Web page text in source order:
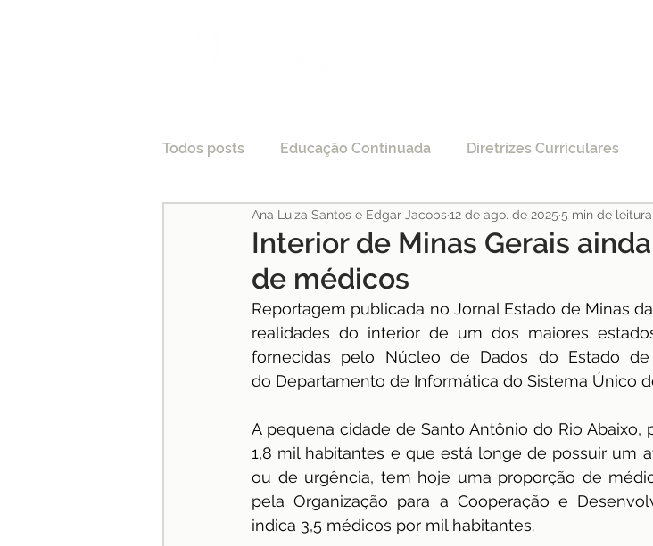
Todos posts Educação Continuada Diretrizes Curriculares
Tecnologia e Direito Educação Específica
Processo Seletivo Credenciamento
Pesquisas Medicina STF Justiça pos-graduação
especialização Jurisprudência ENAMED avaliação
Interior de Minas Gerais
de médicos
Ana Luiza Santos e Edgar Jacobs12 de ago. de 2025 5 min de leitura
Reportagem publicada no Jornal Estado de Minas
realidades do interior de um dos maiores
fornecidas pelo Núcleo de Dados do Estado
do Departamento de Informática do Sistema Único
A pequena cidade de Santo Antônio do Rio Abaixo,
1,8 mil habitantes e que está longe de possuir um
ou de urgência, tem hoje uma proporção de
pela Organização para a Cooperação e
indica 3,5 médicos por mil habitantes.